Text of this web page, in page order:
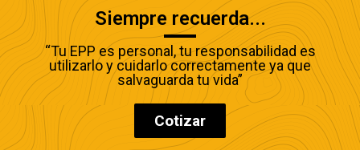
Siempre recuerda...
“Tu EPP es personal, tu responsabilidad es
utilizarlo y cuidarlo correctamente ya que
salvaguarda tu vida”
Cotizar